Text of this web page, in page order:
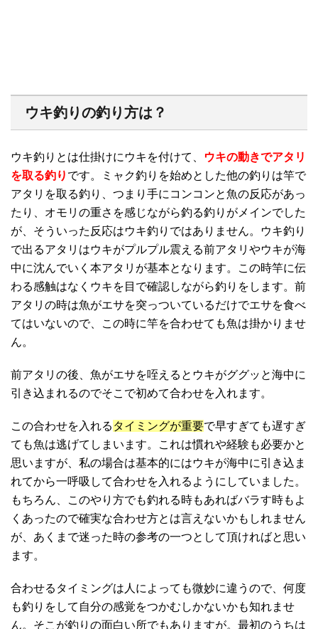
ウキ釣りの釣り方は？
ウキ釣りとは仕掛けにウキを付けて、
ウキの動きでアタリ
を取る釣り です。ミャク釣りを始めとした他の釣りは竿で
アタリを取る釣り、つまり手にコンコンと魚の反応があっ
たり、オモリの重さを感じながら釣る釣りがメインでした
が、そういった反応はウキ釣りではありません。ウキ釣り
で出るアタリはウキがプルプル震える前アタリやウキが海
中に沈んでいく本アタリが基本となります。この時竿に伝
わる感触はなくウキを目で確認しながら釣りをします。前
アタリの時は魚がエサを突っついているだけでエサを食べ
てはいないので、この時に竿を合わせても魚は掛かりませ
ん。
前アタリの後、魚がエサを咥えるとウキがググッと海中に
引き込まれるのでそこで初めて合わせを入れます。
この合わせを入れる タイミングが重要で早すぎても遅すぎ
ても魚は逃げてしまいます。これは慣れや経験も必要かと
思いますが、私の場合は基本的にはウキが海中に引き込ま
れてから一呼吸して合わせを入れるようにしていました。
もちろん、このやり方でも釣れる時もあればバラす時もよ
くあったので確実な合わせ方とは言えないかもしれません
が、あくまで迷った時の参考の一つとして頂ければと思い
ます。
合わせるタイミングは人によっても微妙に違うので、何度
も釣りをして自分の感覚をつかむしかないかも知れませ
ん。そこが釣りの面白い所でもありますが。最初のうちは